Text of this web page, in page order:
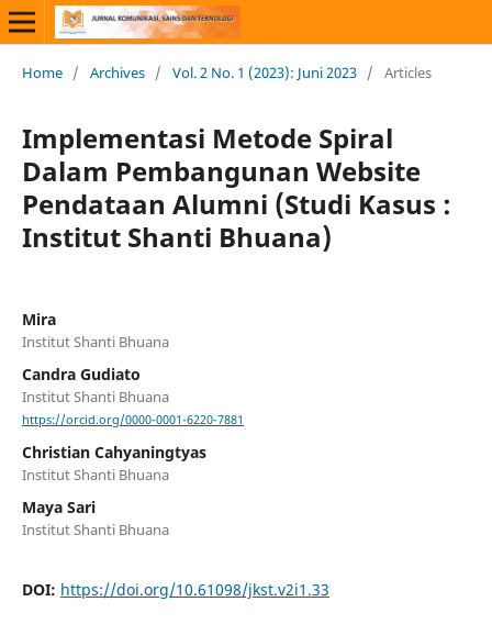
Home / Archives / Vol. 2 No. 1 (2023): Juni 2023 / Articles
Implementasi Metode Spiral
Dalam Pembangunan Website
Pendataan Alumni (Studi Kasus :
Institut Shanti Bhuana)
Mira
Institut Shanti Bhuana
Candra Gudiato
Institut Shanti Bhuana
https://orcid.org/0000-0001-6220-7881
Christian Cahyaningtyas
Institut Shanti Bhuana
Maya Sari
Institut Shanti Bhuana
DOI: https://doi.org/10.61098/jkst.v2i1.33